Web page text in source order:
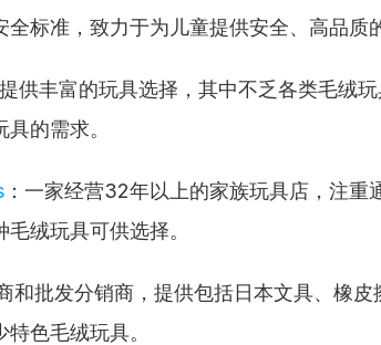
标准，致力于为儿童提供安全、高品质
提供丰富的玩具选择，其中不乏各类毛绒
的需求。
：一家经营32年以上的家族玩具店，注重
绒玩具可供选择。
和批发分销商，提供包括日本文具、橡皮
色毛绒玩具。